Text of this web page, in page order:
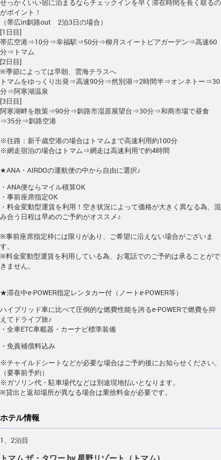
せっかくいい宿に泊まるならチェックインを早く滞在時間を長く取るの
がポイント！
（帯広in釧路out 2泊3日の場合）
[1日目]
帯広空港⇒10分⇒幸福駅⇒50分⇒柳月スイートピアガーデン⇒高速60
分⇒トマム
[2日目]
※季節によっては早朝、雲海テラスへ
トマムをゆっくり出発⇒高速90分⇒然別湖⇒2時間半⇒オンネトー⇒30
分⇒阿寒湖温泉
[3日目]
阿寒湖畔を散策⇒90分⇒釧路市湿原展望台⇒30分⇒和商市場で昼食
⇒35分⇒釧路空港
※往路：新千歳空港の場合はトマムまで高速利用約100分
※網走宿泊の場合はトマム⇒網走は高速利用で約4時間
★ANA・AIRDOの運航便の中から自由に選択♪
・ANA便ならマイル積算OK
・事前座席指定OK
・料金変動型運賃を利用！空き状況によって価格が大きく異なる為、混
み合う日程は早めのご予約がオススメ♪
※事前座席指定枠には限りがあり、ご希望に沿えない場合がございま
す。
※料金変動型運賃を利用している為、お電話でのご予約は承ることがで
きません。
★滞在中e-POWER指定レンタカー付（ノートe-POWER等）
ハイブリッド車に比べて圧倒的な燃費性能を誇るe-POWERで燃費を抑
えてドライブ旅♪
・全車ETC車載器・カーナビ標準装備
・免責補償料込み
※チャイルドシートなどが必要な場合はご予約後にお知らせください。
（要事前予約）
※ガソリン代・駐車場代などは別途現地払いとなります。
※貸出と返却場所が異なる場合は乗捨料金が必要です。
ホテル情報
1、2泊目